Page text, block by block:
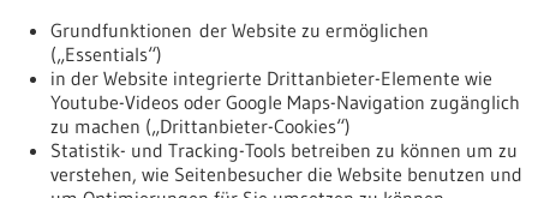
kraut-besucht-das-universitaetsklinikum-freiburg
CRISPR-Base-Editing für maßgeschneiderte
Tumorbekämpfung - 16.07.2026
Grundfunktionen der Website zu ermöglichen
(„Essentials“)
in der Website integrierte Drittanbieter-Elemente wie
Youtube-Videos oder Google Maps-Navigation zugänglich
zu machen („Drittanbieter-Cookies“)
Statistik- und Tracking-Tools betreiben zu können um zu
verstehen, wie Seitenbesucher die Website benutzen und